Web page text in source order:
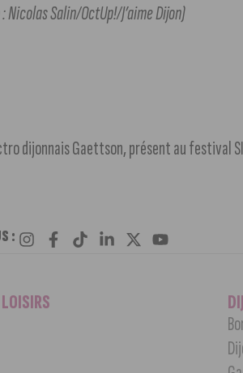
Salin/OctUp!/J’aime Dijon)
dijonnais Gaettson, présent au festival
: